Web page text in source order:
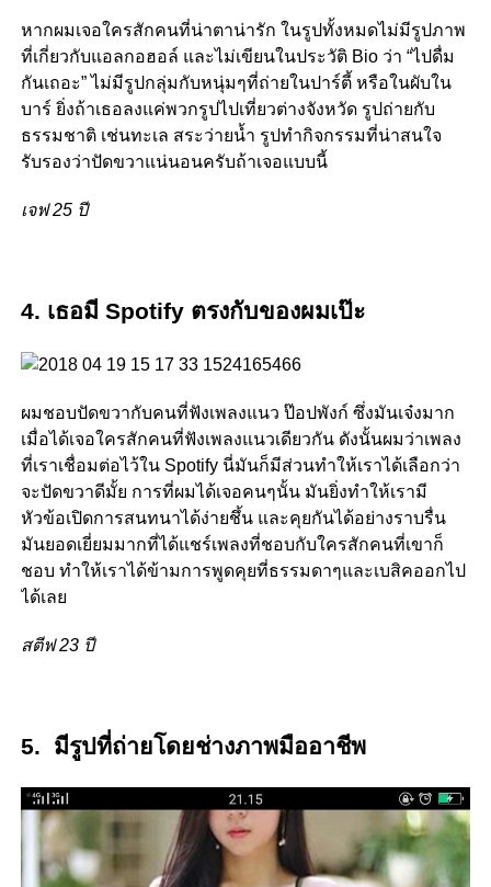
หากผมเจอใครสักคนที่น่าตาน่ารัก ในรูปทั้งหมดไม่มีรูปภาพ
ที่เกี่ยวกับแอลกอฮอล์ และไม่เขียนในประวัติ Bio ว่า “ไปดื่ม
กันเถอะ” ไม่มีรูปกลุ่มกับหนุ่มๆที่ถ่ายในปาร์ตี้ หรือในผับใน
บาร์ ยิ่งถ้าเธอลงแค่พวกรูปไปเที่ยวต่างจังหวัด รูปถ่ายกับ
ธรรมชาติ เช่นทะเล สระว่ายน้ำ รูปทำกิจกรรมที่น่าสนใจ
รับรองว่าปัดขวาแน่นอนครับถ้าเจอแบบนี้
เจฟ 25 ปี
4. เธอมี Spotify ตรงกับของผมเป๊ะ
ผมชอบปัดขวากับคนที่ฟังเพลงแนว ป๊อปพังก์ ซึ่งมันเจ๋งมาก
เมื่อได้เจอใครสักคนที่ฟังเพลงแนวเดียวกัน ดังนั้นผมว่าเพลง
ที่เราเชื่อมต่อไว้ใน Spotify นี่มันก็มีส่วนทำให้เราได้เลือกว่า
จะปัดขวาดีมั้ย การที่ผมได้เจอคนๆนั้น มันยิ่งทำให้เรามี
หัวข้อเปิดการสนทนาได้ง่ายชึ้น และคุยกันได้อย่างราบรื่น
มันยอดเยี่ยมมากที่ได้แชร์เพลงที่ชอบกับใครสักคนที่เขาก็
ชอบ ทำให้เราได้ข้ามการพูดคุยที่ธรรมดาๆและเบสิคออกไป
ได้เลย
สตีฟ 23 ปี
5. มีรูปที่ถ่ายโดยช่างภาพมืออาชีพ